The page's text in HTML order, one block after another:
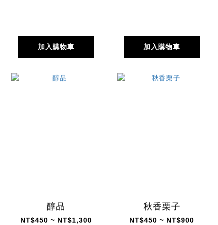
加入購物車 加入購物車
醇品
NT$450 ~ NT$1,300
秋香栗子
NT$450 ~ NT$900